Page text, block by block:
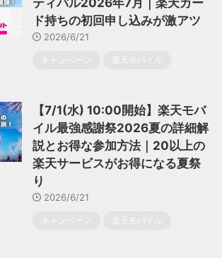
ティバル2026年7月｜楽天カー
ド持ちの初回申し込みが激アツ
2026/6/21
キャンペーン 楽天モバイル
【7/1(水) 10:00開始】楽天モバ
イル最強感謝祭2026夏の詳細解
説とお得な参加方法｜20以上の
楽天サービスがお得になる夏祭
り
2026/6/21
キャンペーン 楽天モバイル